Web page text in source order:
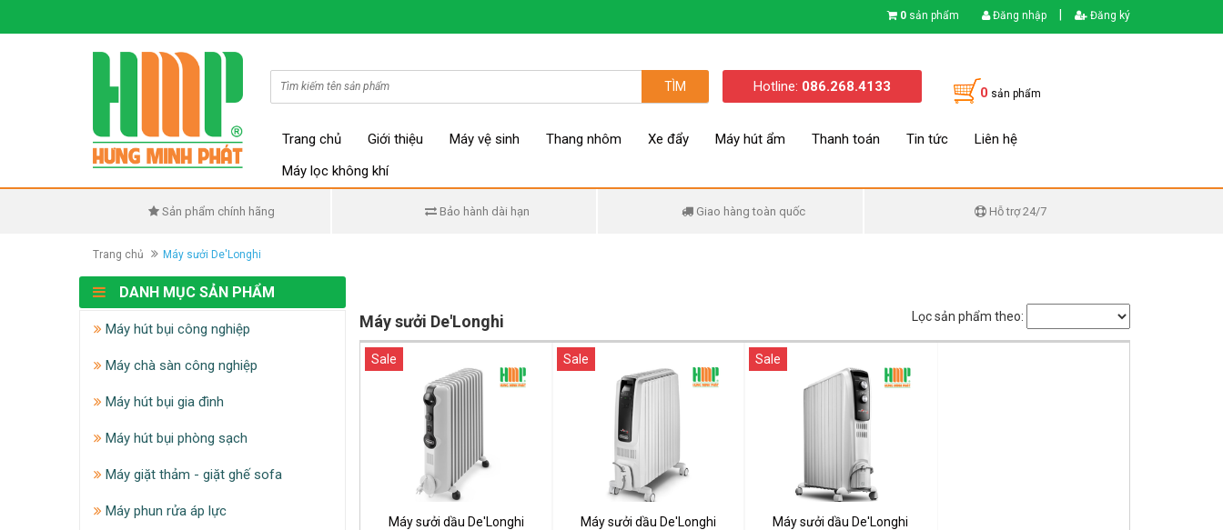
0 sản phẩm Đăng nhập Đăng ký
TÌM Hotline: 086.268.4133 0 sản phẩm
Trang chủ Giới thiệu Máy vệ sinh Thang nhôm Xe đẩy Máy hút ẩm Thanh toán Tin tức
Liên hệ
Máy lọc không khí
Sản phẩm chính hãng Bảo hành dài hạn Giao hàng toàn quốc Hỗ trợ 24/7
Trang chủ Máy sưởi De'Longhi
DANH MỤC SẢN PHẨM
Máy hút bụi công nghiệp
Máy chà sàn công nghiệp
Máy hút bụi gia đình
Máy hút bụi phòng sạch
Máy giặt thảm - giặt ghế sofa
Máy phun rửa áp lực
Máy sưởi De'Longhi Lọc sản phẩm theo:
Sale
Máy sưởi dầu De'Longhi
Sale
Máy sưởi dầu De'Longhi
Sale
Máy sưởi dầu De'Longhi